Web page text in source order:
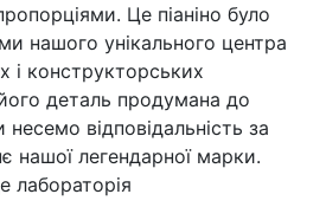
Це піаніно було
нашого унікального центрa
і конструкторських
деталь продумана до
відповідальність за
нашої легендарної марки.
лабораторія